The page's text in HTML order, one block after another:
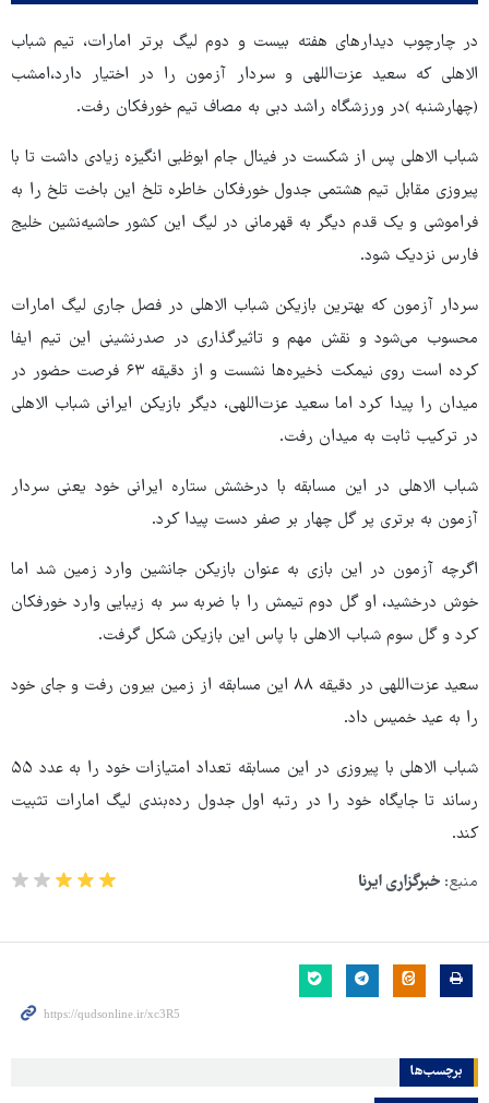
در چارچوب دیدارهای هفته بیست و دوم لیگ برتر امارات، تیم شباب
الاهلی که سعید عزت‌اللهی و سردار آزمون را در اختیار دارد،امشب
(چهارشنبه )در ورزشگاه راشد دبی به مصاف تیم خورفکان رفت.
شباب الاهلی پس از شکست در فینال جام ابوظبی انگیزه زیادی داشت تا با
پیروزی مقابل تیم هشتمی جدول خورفکان خاطره تلخ این باخت تلخ را به
فراموشی و یک قدم دیگر به قهرمانی در لیگ این کشور حاشیه‌نشین خلیج
فارس نزدیک شود.
سردار آزمون که بهترین بازیکن شباب الاهلی در فصل جاری لیگ امارات
محسوب می‌شود و نقش مهم و تاثیرگذاری در صدرنشینی این تیم ایفا
کرده است روی نیمکت ذخیره‌ها نشست و از دقیقه ۶۳ فرصت حضور در
میدان را پیدا کرد اما سعید عزت‌اللهی، دیگر بازیکن ایرانی شباب الاهلی
در ترکیب ثابت به میدان رفت.
شباب الاهلی در این مسابقه با درخشش ستاره ایرانی خود یعنی سردار
آزمون به برتری پر گل چهار بر صفر دست پیدا کرد.
اگرچه آزمون در این بازی به عنوان بازیکن جانشین وارد زمین شد اما
خوش درخشید، او گل دوم تیمش را با ضربه سر به زیبایی وارد خورفکان
کرد و گل سوم شباب الاهلی با پاس این بازیکن شکل گرفت.
سعید عزت‌اللهی در دقیقه ۸۸ این مسابقه از زمین بیرون رفت و جای خود
را به عید خمیس داد.
شباب الاهلی با پیروزی در این مسابقه تعداد امتیازات خود را به عدد ۵۵
رساند تا جایگاه خود را در رتبه اول جدول رده‌بندی لیگ امارات تثبیت
کند.
منبع: خبرگزاری ایرنا
برچسب‌ها